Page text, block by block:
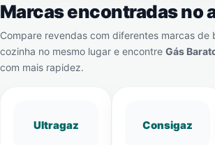
Marcas encontradas no
Compare revendas com diferentes marcas de
cozinha no mesmo lugar e encontre Gás
com mais rapidez.
Ultragaz Consigaz